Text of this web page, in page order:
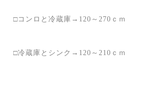
□コンロと冷蔵庫→120～270ｃｍ
□冷蔵庫とシンク→120～210ｃｍ